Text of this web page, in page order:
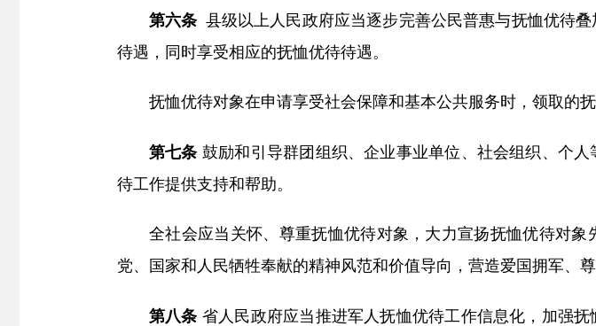
第六条 县级以上人民政府应当逐步完善公民普惠与抚恤优待
待遇，同时享受相应的抚恤优待待遇。
抚恤优待对象在申请享受社会保障和基本公共服务时，领取的
第七条 鼓励和引导群团组织、企业事业单位、社会组织、个
待工作提供支持和帮助。
全社会应当关怀、尊重抚恤优待对象，大力宣扬抚恤优待对
党、国家和人民牺牲奉献的精神风范和价值导向，营造爱国拥军、尊
第八条 省人民政府应当推进军人抚恤优待工作信息化，加强